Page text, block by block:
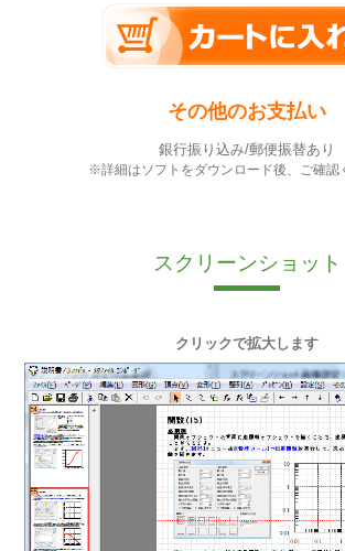
その他のお支払い
銀行振り込み/郵便振替あり
※詳細はソフトをダウンロード後、ご確認
スクリーンショット
クリックで拡大します